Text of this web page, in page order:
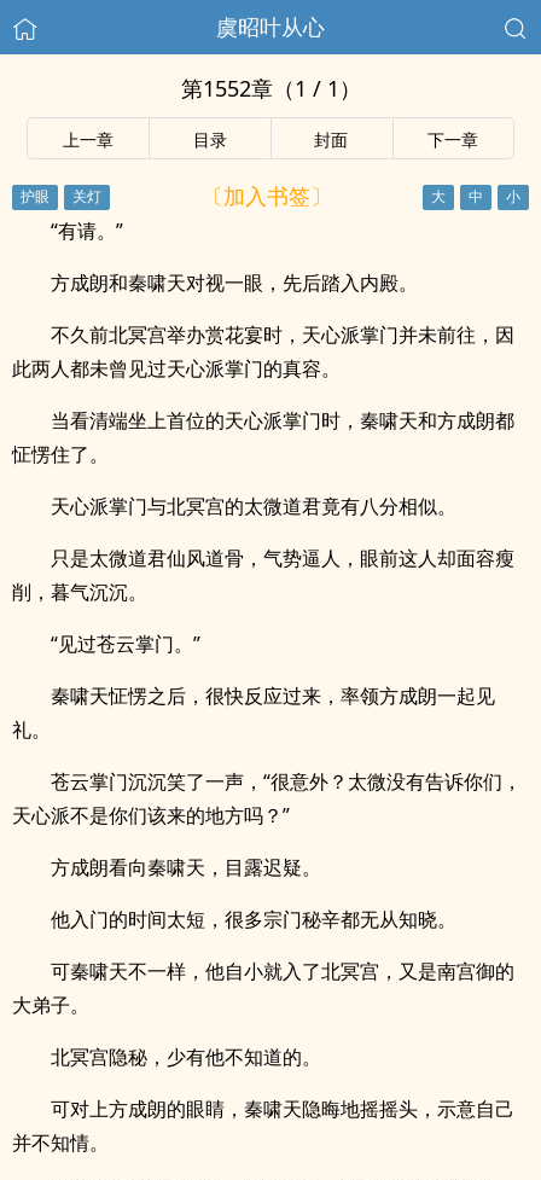
虞昭叶从心
第1552章（1 / 1）
上一章 目录 封面 下一章
〔加入书签〕
“有请。”
方成朗和秦啸天对视一眼，先后踏入内殿。
不久前北冥宫举办赏花宴时，天心派掌门并未前往，因
此两人都未曾见过天心派掌门的真容。
当看清端坐上首位的天心派掌门时，秦啸天和方成朗都
怔愣住了。
天心派掌门与北冥宫的太微道君竟有八分相似。
只是太微道君仙风道骨，气势逼人，眼前这人却面容瘦
削，暮气沉沉。
“见过苍云掌门。”
秦啸天怔愣之后，很快反应过来，率领方成朗一起见
礼。
苍云掌门沉沉笑了一声，“很意外？太微没有告诉你们，
天心派不是你们该来的地方吗？”
方成朗看向秦啸天，目露迟疑。
他入门的时间太短，很多宗门秘辛都无从知晓。
可秦啸天不一样，他自小就入了北冥宫，又是南宫御的
大弟子。
北冥宫隐秘，少有他不知道的。
可对上方成朗的眼睛，秦啸天隐晦地摇摇头，示意自己
并不知情。